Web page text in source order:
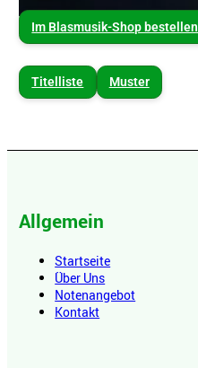
Im Blasmusik-Shop bestellen
Titelliste Muster
Allgemein
Startseite
Über Uns
Notenangebot
Kontakt